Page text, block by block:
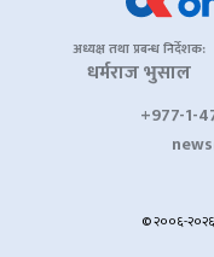
अध्यक्ष तथा प्रबन्ध निर्देशक:
धर्मराज भुसाल
+977-1-
© २००६-